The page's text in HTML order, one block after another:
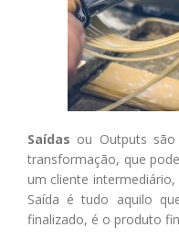
Saídas ou Outputs
transformação, que
um cliente
Saída é tudo aquilo
finalizado, é o produto